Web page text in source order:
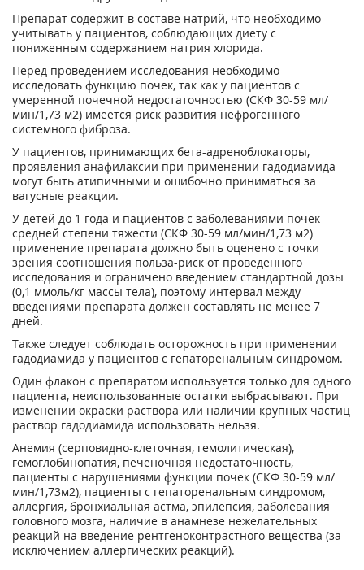
Препарат содержит в составе натрий, что необходимо
учитывать у пациентов, соблюдающих диету с
пониженным содержанием натрия хлорида.
Перед проведением исследования необходимо
исследовать функцию почек, так как у пациентов с
умеренной почечной недостаточностью (СКФ 30-59 мл/
мин/1,73 м2) имеется риск развития нефрогенного
системного фиброза.
У пациентов, принимающих бета-адреноблокаторы,
проявления анафилаксии при применении гадодиамида
могут быть атипичными и ошибочно приниматься за
вагусные реакции.
У детей до 1 года и пациентов с заболеваниями почек
средней степени тяжести (СКФ 30-59 мл/мин/1,73 м2)
применение препарата должно быть оценено с точки
зрения соотношения польза-риск от проведенного
исследования и ограничено введением стандартной дозы
(0,1 ммоль/кг массы тела), поэтому интервал между
введениями препарата должен составлять не менее 7
дней.
Также следует соблюдать осторожность при применении
гадодиамида у пациентов с гепаторенальным синдромом.
Один флакон с препаратом используется только для одного
пациента, неиспользованные остатки выбрасывают. При
изменении окраски раствора или наличии крупных частиц
раствор гадодиамида использовать нельзя.
Анемия (серповидно-клеточная, гемолитическая),
гемоглобинопатия, печеночная недостаточность,
пациенты с нарушениями функции почек (СКФ 30-59 мл/
мин/1,73м2), пациенты с гепаторенальным синдромом,
аллергия, бронхиальная астма, эпилепсия, заболевания
головного мозга, наличие в анамнезе нежелательных
реакций на введение рентгеноконтрастного вещества (за
исключением аллергических реакций).